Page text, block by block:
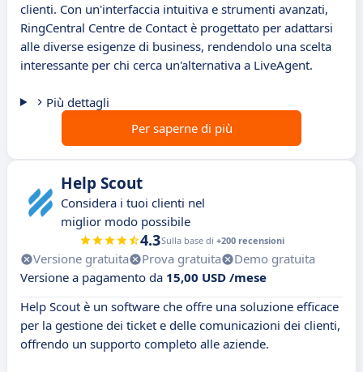
clienti. Con un'interfaccia intuitiva e strumenti avanzati,
RingCentral Centre de Contact è progettato per adattarsi
alle diverse esigenze di business, rendendolo una scelta
interessante per chi cerca un'alternativa a LiveAgent.
Più dettagli
Per saperne di più
Help Scout
Considera i tuoi clienti nel
miglior modo possibile
4.3Sulla base di +200 recensioni
Versione gratuita Prova gratuita
Demo gratuita
Versione a pagamento da 15,00 USD /mese
Help Scout è un software che offre una soluzione efficace
per la gestione dei ticket e delle comunicazioni dei clienti,
offrendo un supporto completo alle aziende.